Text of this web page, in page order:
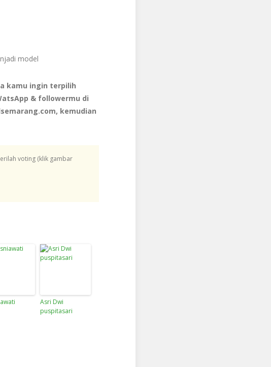
model
kamu ingin terpilih
& followermu di
kemudian
voting (klik gambar
Asri Dwi
puspitasari